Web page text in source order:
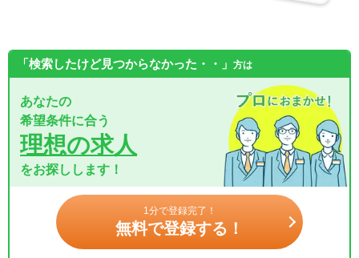
「検索したけど見つからなかった・・」 方は
あなたの
希望条件に合う
理想の求人
をお探しします！
1分で登録完了！
無料で登録する！